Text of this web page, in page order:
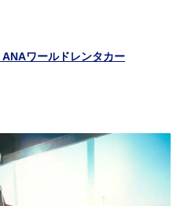
ワールドレンタカー